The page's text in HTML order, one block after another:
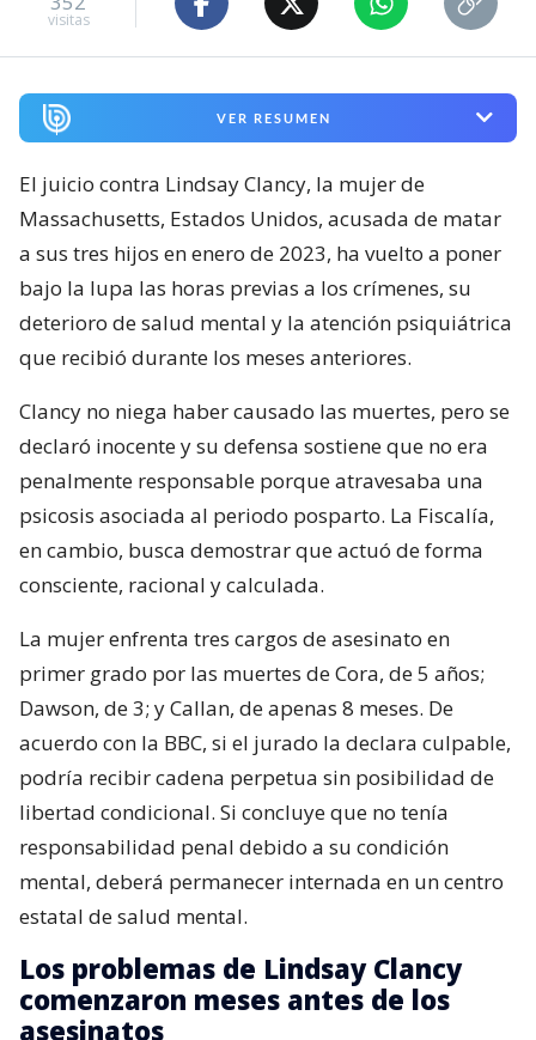
visitas
VER RESUMEN
El juicio contra Lindsay Clancy, la mujer de
Massachusetts, Estados Unidos, acusada de matar
a sus tres hijos en enero de 2023, ha vuelto a poner
bajo la lupa las horas previas a los crímenes, su
deterioro de salud mental y la atención psiquiátrica
que recibió durante los meses anteriores.
Clancy no niega haber causado las muertes, pero se
declaró inocente y su defensa sostiene que no era
penalmente responsable porque atravesaba una
psicosis asociada al periodo posparto. La Fiscalía,
en cambio, busca demostrar que actuó de forma
consciente, racional y calculada.
La mujer enfrenta tres cargos de asesinato en
primer grado por las muertes de Cora, de 5 años;
Dawson, de 3; y Callan, de apenas 8 meses. De
acuerdo con la BBC, si el jurado la declara culpable,
podría recibir cadena perpetua sin posibilidad de
libertad condicional. Si concluye que no tenía
responsabilidad penal debido a su condición
mental, deberá permanecer internada en un centro
estatal de salud mental.
Los problemas de Lindsay Clancy
comenzaron meses antes de los
asesinatos